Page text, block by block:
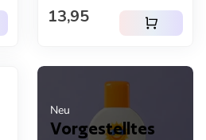
Neu
Vorgestelltes
Regulärer Preis
13,95 shopping_cart